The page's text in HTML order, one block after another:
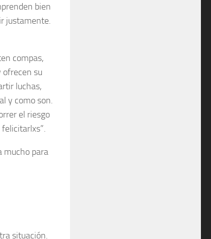
bien
justamente.
compas,
ofrecen su
luchas,
y como son.
el riesgo
mucho para
situación.